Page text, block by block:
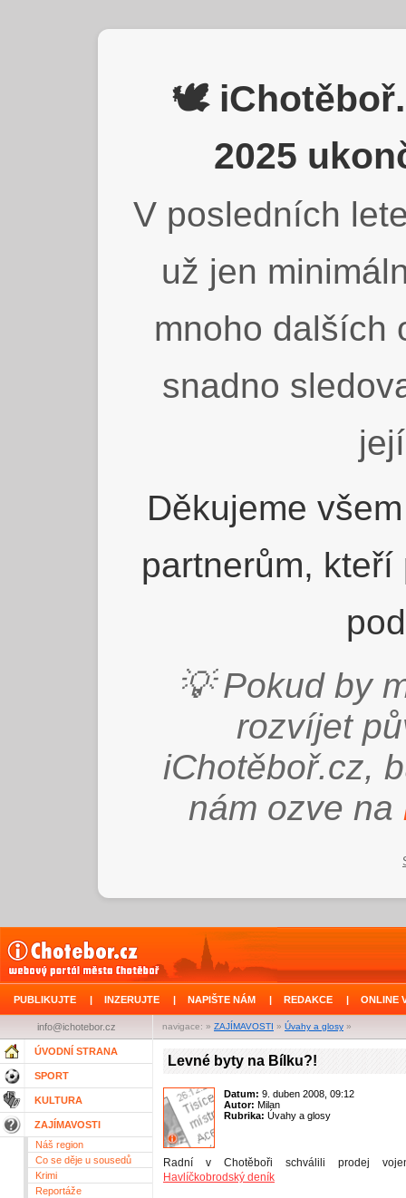
🕊️
2025
V posledních
už jen
mnoho dalších
snadno
Děkujeme
partnerům,
💡 Pokud by
rozvíjet
iChotěboř.cz,
nám ozve na
PUBLIKUJTE | INZERUJTE | NAPIŠTE NÁM | REDAKCE | ONLINE
navigace: » ZAJÍMAVOSTI » Úvahy a glosy »
info@ichotebor.cz
ÚVODNÍ STRANA
SPORT
KULTURA
ZAJÍMAVOSTI
Náš region
Co se děje u sousedů
Krimi
Reportáže
Levné byty na Bílku?!
Datum: 9. duben 2008, 09:12
Autor: Milan
Rubrika: Úvahy a glosy
Radní v Chotěboři schválili prodej
Havlíčkobrodský deník